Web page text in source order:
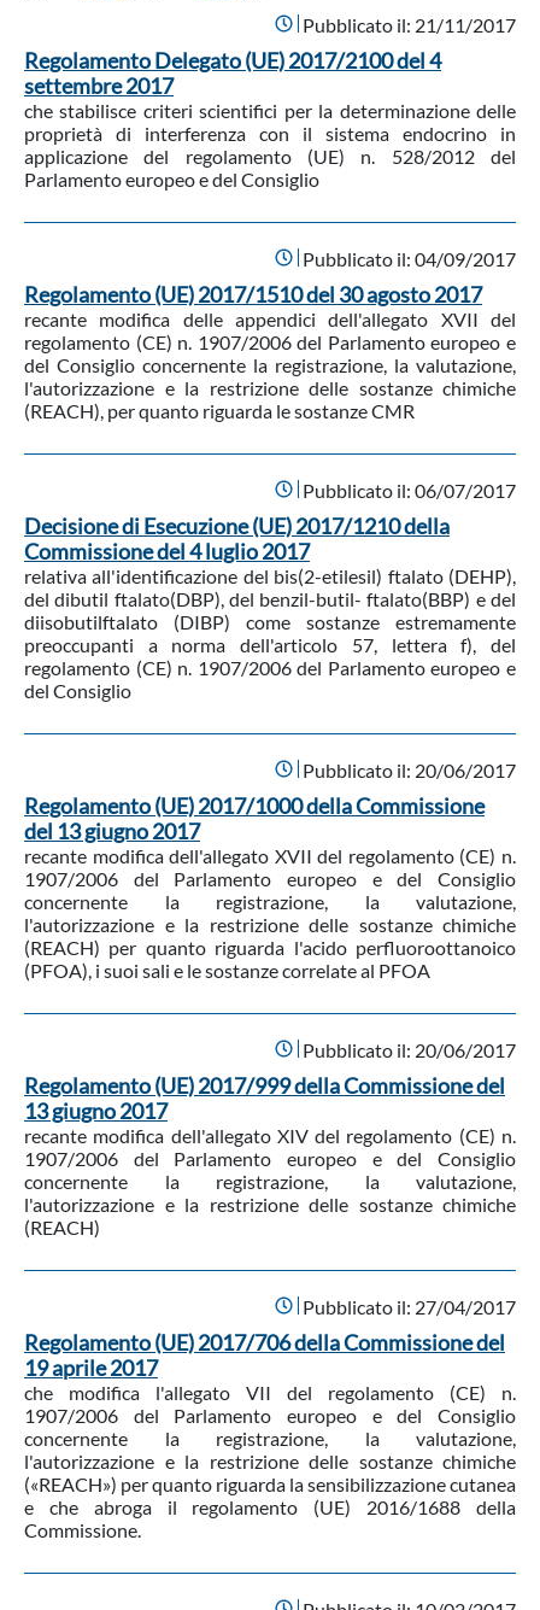
Pubblicato il: 21/11/2017
Regolamento Delegato (UE) 2017/2100 del 4
settembre 2017
che stabilisce criteri scientifici per la determinazione delle
proprietà di interferenza con il sistema endocrino in
applicazione del regolamento (UE) n. 528/2012 del
Parlamento europeo e del Consiglio
Pubblicato il: 04/09/2017
Regolamento (UE) 2017/1510 del 30 agosto 2017
recante modifica delle appendici dell'allegato XVII del
regolamento (CE) n. 1907/2006 del Parlamento europeo e
del Consiglio concernente la registrazione, la valutazione,
l'autorizzazione e la restrizione delle sostanze chimiche
(REACH), per quanto riguarda le sostanze CMR
Pubblicato il: 06/07/2017
Decisione di Esecuzione (UE) 2017/1210 della
Commissione del 4 luglio 2017
relativa all'identificazione del bis(2-etilesil) ftalato (DEHP),
del dibutil ftalato(DBP), del benzil-butil- ftalato(BBP) e del
diisobutilftalato (DIBP) come sostanze estremamente
preoccupanti a norma dell'articolo 57, lettera f), del
regolamento (CE) n. 1907/2006 del Parlamento europeo e
del Consiglio
Pubblicato il: 20/06/2017
Regolamento (UE) 2017/1000 della Commissione
del 13 giugno 2017
recante modifica dell'allegato XVII del regolamento (CE) n.
1907/2006 del Parlamento europeo e del Consiglio
concernente la registrazione, la valutazione,
l'autorizzazione e la restrizione delle sostanze chimiche
(REACH) per quanto riguarda l'acido perfluoroottanoico
(PFOA), i suoi sali e le sostanze correlate al PFOA
Pubblicato il: 20/06/2017
Regolamento (UE) 2017/999 della Commissione del
13 giugno 2017
recante modifica dell'allegato XIV del regolamento (CE) n.
1907/2006 del Parlamento europeo e del Consiglio
concernente la registrazione, la valutazione,
l'autorizzazione e la restrizione delle sostanze chimiche
(REACH)
Pubblicato il: 27/04/2017
Regolamento (UE) 2017/706 della Commissione del
19 aprile 2017
che modifica l'allegato VII del regolamento (CE) n.
1907/2006 del Parlamento europeo e del Consiglio
concernente la registrazione, la valutazione,
l'autorizzazione e la restrizione delle sostanze chimiche
(«REACH») per quanto riguarda la sensibilizzazione cutanea
e che abroga il regolamento (UE) 2016/1688 della
Commissione.